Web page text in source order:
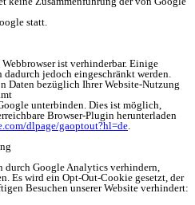
statt.
ist verhinderbar. Einige
jedoch eingeschränkt werden.
Daten bezüglich Ihrer Website-Nutzung
unterbinden. Dies ist möglich,
Browser-Plugin herunterladen
dlpage/gaoptout?hl=de
durch Google Analytics verhindern,
Es wird ein Opt-Out-Cookie gesetzt, der
Besuchen unserer Website verhindert: